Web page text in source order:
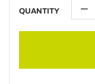
QUANTITY